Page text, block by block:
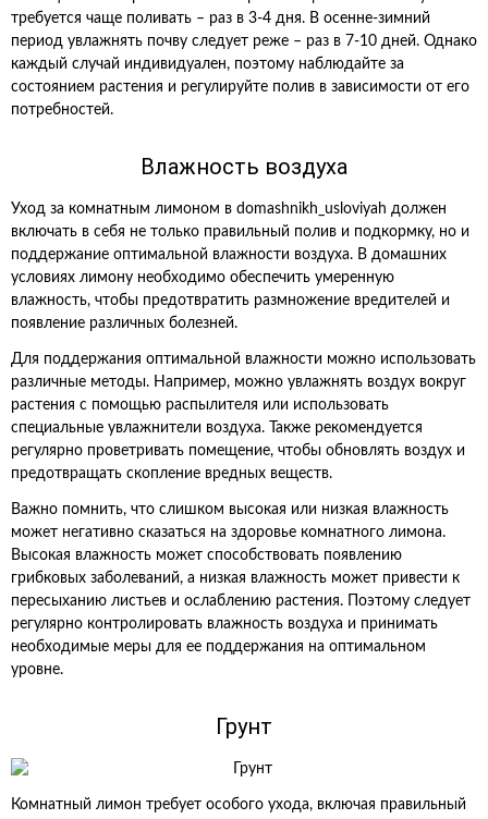
требуется чаще поливать – раз в 3-4 дня. В осенне-зимний
период увлажнять почву следует реже – раз в 7-10 дней. Однако
каждый случай индивидуален, поэтому наблюдайте за
состоянием растения и регулируйте полив в зависимости от его
потребностей.
Влажность воздуха
Уход за комнатным лимоном в domashnikh_usloviyah должен
включать в себя не только правильный полив и подкормку, но и
поддержание оптимальной влажности воздуха. В домашних
условиях лимону необходимо обеспечить умеренную
влажность, чтобы предотвратить размножение вредителей и
появление различных болезней.
Для поддержания оптимальной влажности можно использовать
различные методы. Например, можно увлажнять воздух вокруг
растения с помощью распылителя или использовать
специальные увлажнители воздуха. Также рекомендуется
регулярно проветривать помещение, чтобы обновлять воздух и
предотвращать скопление вредных веществ.
Важно помнить, что слишком высокая или низкая влажность
может негативно сказаться на здоровье комнатного лимона.
Высокая влажность может способствовать появлению
грибковых заболеваний, а низкая влажность может привести к
пересыханию листьев и ослаблению растения. Поэтому следует
регулярно контролировать влажность воздуха и принимать
необходимые меры для ее поддержания на оптимальном
уровне.
Грунт
Комнатный лимон требует особого ухода, включая правильный